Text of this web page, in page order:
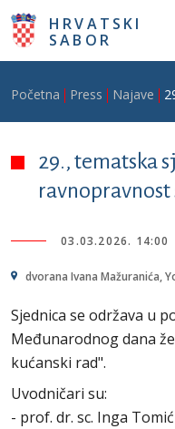
Skoči na glavni sadržaj
HRVATSKI
SABOR
Breadcrumb
Početna Press Najave
29., tematska
ravnopravnost
03.03.2026. 14:00
dvorana Ivana Mažuranića,
Sjednica se održava u
Međunarodnog dana
kućanski rad".
Uvodničari su:
- prof. dr. sc. Inga